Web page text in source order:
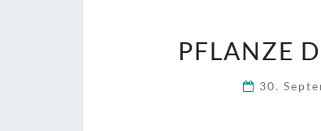
PFLANZE
30.